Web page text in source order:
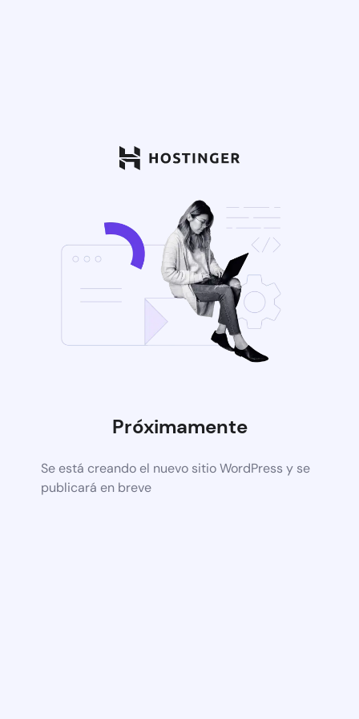
Próximamente
Se está creando el nuevo sitio WordPress y se
publicará en breve